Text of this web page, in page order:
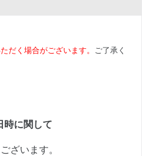
だく場合がございます。 ご了承く
時に関して
ざいます。